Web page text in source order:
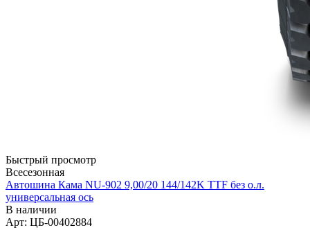
Быстрый просмотр
Всесезонная
Автошина Кама NU-902 9,00/20 144/142K TTF без о.л.
универсальная ось
В наличии
Арт: ЦБ-00402884